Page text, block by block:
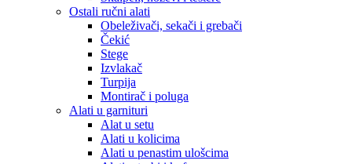
Ostali ručni alati
Obeleživači, sekači i grebači
Čekić
Stege
Izvlakač
Turpija
Montirač i poluga
Alati u garnituri
Alat u setu
Alati u kolicima
Alati u penastim ulošcima